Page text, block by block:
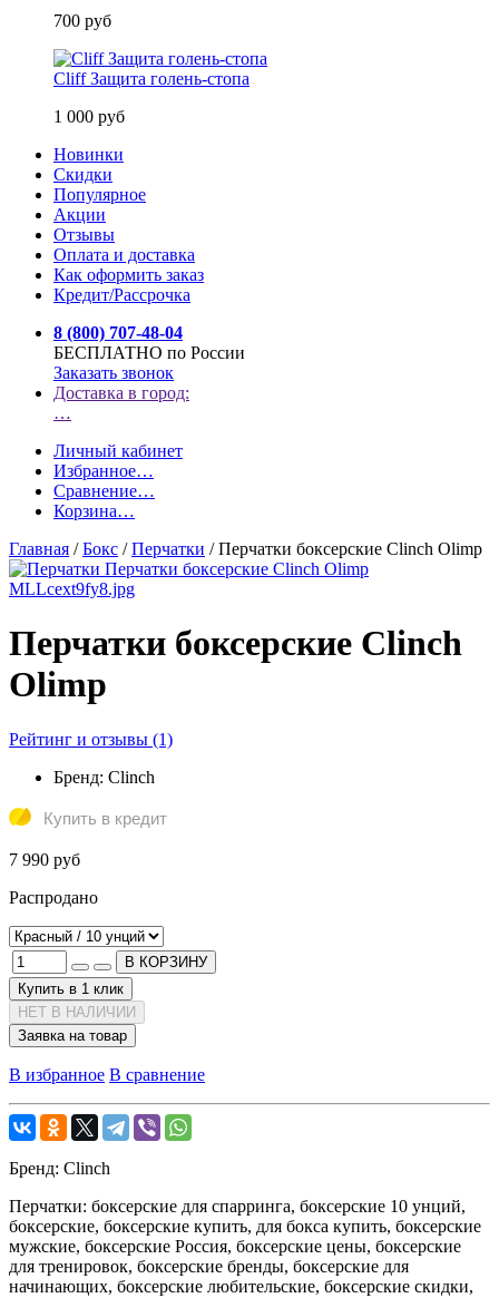
700 руб
Cliff Защита голень-стопа
1 000 руб
Новинки
Скидки
Популярное
Акции
Отзывы
Оплата и доставка
Как оформить заказ
Кредит/Рассрочка
8 (800) 707-48-04
БЕСПЛАТНО по России
Заказать звонок
Доставка в город:
…
Личный кабинет
Избранное…
Сравнение…
Корзина…
Главная /Бокс /Перчатки /Перчатки боксерские Clinch Olimp
Перчатки боксерские Clinch
Olimp
Рейтинг и отзывы (1)
Бренд: Clinch
Купить в кредит
7 990 руб
Распродано
В КОРЗИНУ
Купить в 1 клик
НЕТ В НАЛИЧИИ
Заявка на товар
В избранное В сравнение
Бренд: Clinch
Перчатки: боксерские для спарринга, боксерские 10 унций,
боксерские, боксерские купить, для бокса купить, боксерские
мужские, боксерские Россия, боксерские цены, боксерские
для тренировок, боксерские бренды, боксерские для
начинающих, боксерские любительские, боксерские скидки,